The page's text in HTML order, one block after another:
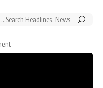
Search
- Advertisement -